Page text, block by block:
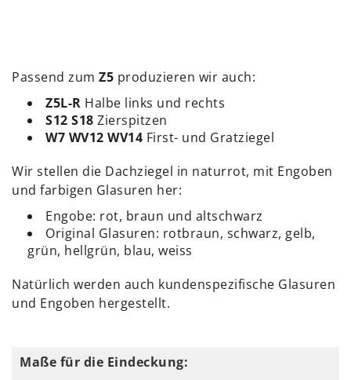
Passend zum Z5 produzieren wir auch:
Z5L-R Halbe links und rechts
S12 S18 Zierspitzen
W7 WV12 WV14 First- und Gratziegel
Wir stellen die Dachziegel in naturrot, mit Engoben
und farbigen Glasuren her:
Engobe: rot, braun und altschwarz
Original Glasuren: rotbraun, schwarz, gelb,
grün, hellgrün, blau, weiss
Natürlich werden auch kundenspezifische Glasuren
und Engoben hergestellt.
Maße für die Eindeckung: